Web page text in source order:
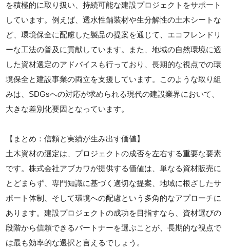
を積極的に取り扱い、持続可能な建設プロジェクトをサポート
しています。例えば、透水性舗装材や生分解性の土木シートな
ど、環境保全に配慮した製品の提案を通じて、エコフレンドリ
ーな工法の普及に貢献しています。また、地域の自然環境に適
した資材選定のアドバイスも行っており、長期的な視点での環
境保全と建設事業の両立を支援しています。このような取り組
みは、SDGsへの対応が求められる現代の建設業界において、
大きな差別化要因となっています。
【まとめ：信頼と実績が生み出す価値】
土木資材の選定は、プロジェクトの成否を左右する重要な要素
です。株式会社アブカワが提供する価値は、単なる資材販売に
とどまらず、専門知識に基づく適切な提案、地域に根ざしたサ
ポート体制、そして環境への配慮という多角的なアプローチに
あります。建設プロジェクトの成功を目指すなら、資材選びの
段階から信頼できるパートナーを選ぶことが、長期的な視点で
は最も効率的な選択と言えるでしょう。